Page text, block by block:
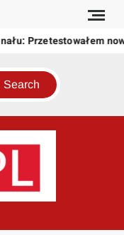
Przetestowałem
świat